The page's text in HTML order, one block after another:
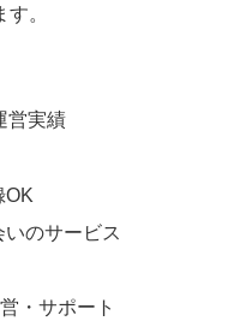
。
営実績
OK
のサービス
・サポート